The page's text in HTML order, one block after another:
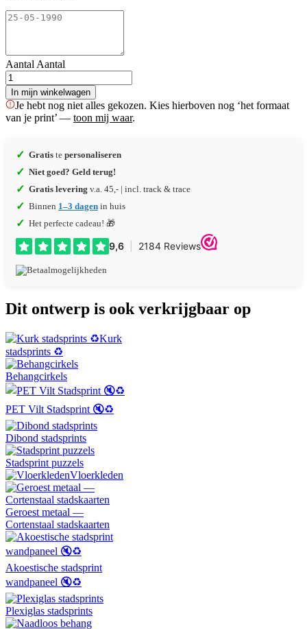
AantalAantal
In mijn winkelwagen
Je hebt nog niet alles gekozen. Kies hierboven nog ‘het formaat
van je print’ — toon mij waar.
✓ Gratis te personaliseren
✓ Niet goed? Geld terug!
✓ Gratis levering v.a. 45,- | incl. track & trace
✓ Binnen 1–3 dagen in huis
✓ Het perfecte cadeau! 🎁
Dit ontwerp is ook verkrijgbaar op
Kurk
stadsprints ♻️
Behangcirkels
PET Vilt Stadsprint 🔇♻️
Dibond stadsprints
Stadsprint puzzels
Vloerkleden
Geroest metaal —
Cortenstaal stadskaarten
Akoestische stadsprint
wandpaneel 🔇♻️
Plexiglas stadsprints